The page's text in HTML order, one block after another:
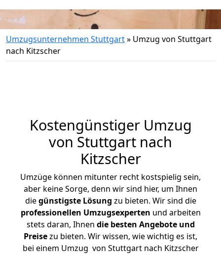
Umzugsunternehmen Stuttgart» Umzug von Stuttgart
nach Kitzscher
Kostengünstiger Umzug
von Stuttgart nach
Kitzscher
Umzüge können mitunter recht kostspielig sein,
aber keine Sorge, denn wir sind hier, um Ihnen
diegünstigste Lösung zu bieten. Wir sind die
professionellen Umzugsexperten und arbeiten
stets daran, Ihnen die besten Angebote und
Preisezu bieten. Wir wissen, wie wichtig es ist,
bei einem Umzug von Stuttgart nach Kitzscher